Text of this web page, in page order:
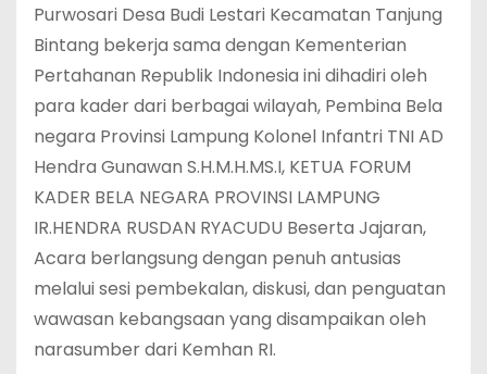
Purwosari Desa Budi Lestari Kecamatan Tanjung
Bintang bekerja sama dengan Kementerian
Pertahanan Republik Indonesia ini dihadiri oleh
para kader dari berbagai wilayah, Pembina Bela
negara Provinsi Lampung Kolonel Infantri TNI AD
Hendra Gunawan S.H.M.H.MS.I, KETUA FORUM
KADER BELA NEGARA PROVINSI LAMPUNG
IR.HENDRA RUSDAN RYACUDU Beserta Jajaran,
Acara berlangsung dengan penuh antusias
melalui sesi pembekalan, diskusi, dan penguatan
wawasan kebangsaan yang disampaikan oleh
narasumber dari Kemhan RI.